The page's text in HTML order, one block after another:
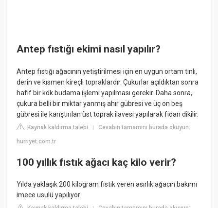
Antep fıstığı ekimi nasıl yapılır?
Antep fıstığı ağacının yetiştirilmesi için en uygun ortam tınlı,
derin ve kısmen kireçli topraklardır. Çukurlar açıldıktan sonra
hafif bir kök budama işlemi yapılması gerekir. Daha sonra,
çukura belli bir miktar yanmış ahır gübresi ve üç on beş
gübresi ile karıştırılan üst toprak ilavesi yapılarak fidan dikilir.
Kaynak kaldırma talebi |Cevabın tamamını burada okuyun:
hurriyet.com.tr
100 yıllık fıstık ağacı kaç kilo verir?
Yılda yaklaşık 200 kilogram fıstık veren asırlık ağacın bakımı
imece usulü yapılıyor.